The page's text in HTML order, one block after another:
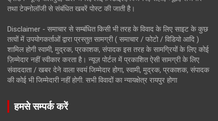
तथा टेक्नोलॉजी से संबंधित खबरें पोस्ट की जाती है।
Disclaimer - समाचार से सम्बंधित किसी भी तरह के विवाद के लिए साइट के कुछ
तत्वों में उपयोगकर्ताओं द्वारा प्रस्तुत सामग्री ( समाचार / फोटो / विडियो आदि )
शामिल होगी स्वामी, मुद्रक, प्रकाशक, संपादक इस तरह के सामग्रियों के लिए कोई
ज़िम्मेदार नहीं स्वीकार करता है। न्यूज़ पोर्टल में प्रकाशित ऐसी सामग्री के लिए
संवाददाता / खबर देने वाला स्वयं जिम्मेदार होगा, स्वामी, मुद्रक, प्रकाशक, संपादक
की कोई भी जिम्मेदारी नहीं होगी. सभी विवादों का न्यायक्षेत्र रायपुर होगा
हमसे सम्पर्क करें